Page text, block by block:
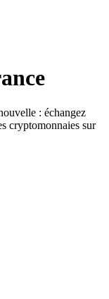
: échangez
cryptomonnaies sur